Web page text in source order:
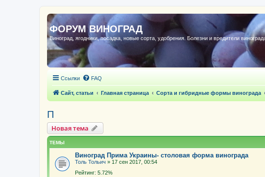
ФОРУМ ВИНОГРАД
Виноград, ягодники, посадка, новые сорта, удобрения. Болезни и вредители
Ссылки FAQ
Сайт, статьи Главная страница Сорта и гибридные формы винограда
П
Новая тема
ТЕМЫ
Виноград Прима Украины- столовая форма винограда
Толь Тольич » 17 сен 2017, 00:54
Рейтинг: 5.72%